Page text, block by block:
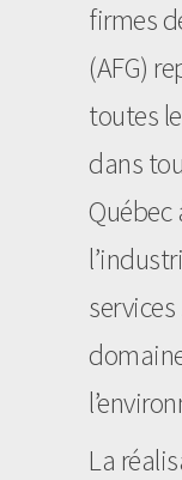
firmes
(AFG)
toutes
dans
La